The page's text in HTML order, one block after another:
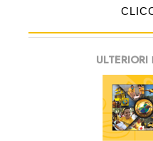
ULTERIORI